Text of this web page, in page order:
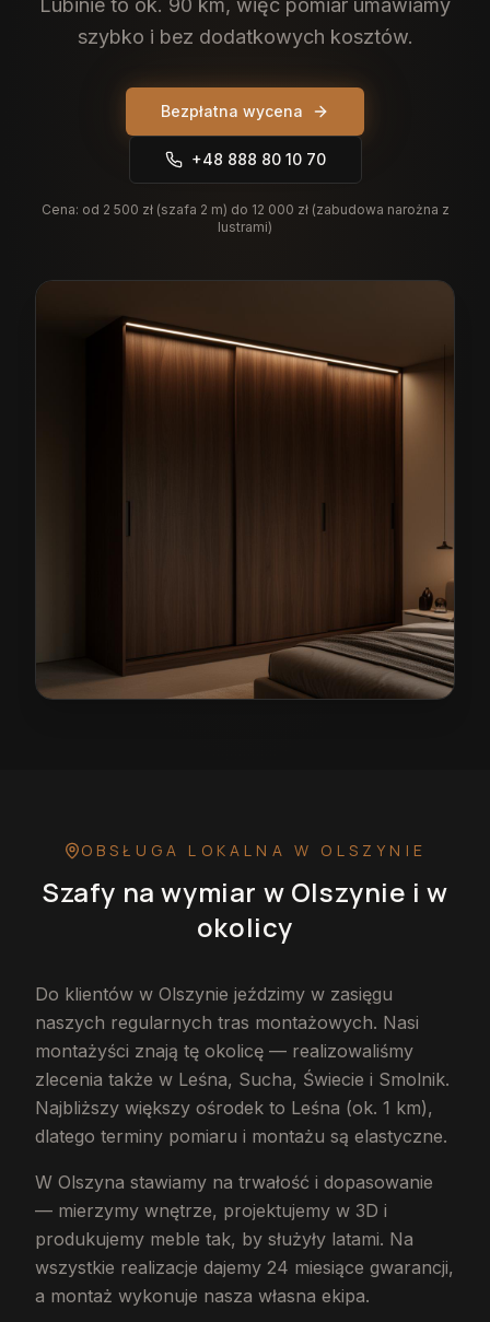
Lubinie to ok. 90 km, więc pomiar umawiamy
szybko i bez dodatkowych kosztów.
Bezpłatna wycena
+48 888 80 10 70
Cena: od 2 500 zł (szafa 2 m) do 12 000 zł (zabudowa narożna z
lustrami)
OBSŁUGA LOKALNAW OLSZYNIE
Szafy na wymiar w Olszynie i w
okolicy
Do klientów w Olszynie jeździmy w zasięgu
naszych regularnych tras montażowych. Nasi
montażyści znają tę okolicę — realizowaliśmy
zlecenia także w Leśna, Sucha, Świecie i Smolnik.
Najbliższy większy ośrodek to Leśna (ok. 1 km),
dlatego terminy pomiaru i montażu są elastyczne.
W Olszyna stawiamy na trwałość i dopasowanie
— mierzymy wnętrze, projektujemy w 3D i
produkujemy meble tak, by służyły latami. Na
wszystkie realizacje dajemy 24 miesiące gwarancji,
a montaż wykonuje nasza własna ekipa.